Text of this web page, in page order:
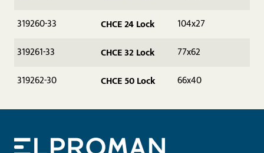
319260-33
CHCE 24 Lock
104x27
319261-33
CHCE 32 Lock
77x62
319262-30
CHCE 50 Lock 66x40